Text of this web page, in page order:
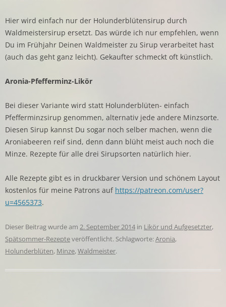
Hier wird einfach nur der Holunderblütensirup durch
Waldmeistersirup ersetzt. Das würde ich nur empfehlen, wenn
Du im Frühjahr Deinen Waldmeister zu Sirup verarbeitet hast
(auch das geht ganz leicht). Gekaufter schmeckt oft künstlich.
Aronia-Pfefferminz-Likör
Bei dieser Variante wird statt Holunderblüten- einfach
Pfefferminzsirup genommen, alternativ jede andere Minzsorte.
Diesen Sirup kannst Du sogar noch selber machen, wenn die
Aroniabeeren reif sind, denn dann blüht meist auch noch die
Minze. Rezepte für alle drei Sirupsorten natürlich hier.
Alle Rezepte gibt es in druckbarer Version und schönem Layout
kostenlos für meine Patrons auf https://patreon.com/user?
u=4565373.
Dieser Beitrag wurde am 2. September 2014 in Likör und Aufgesetzter,
Spätsommer-Rezepteveröffentlicht. Schlagworte:Aronia,
Holunderblüten, Minze,Waldmeister.